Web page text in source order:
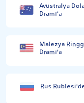
Avustralya
Dramı'a
Malezya
Dramı'a
Rus